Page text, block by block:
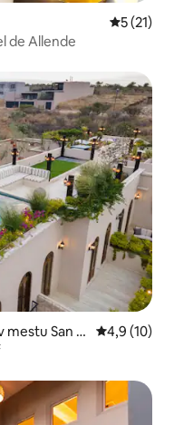
5 (21)
de Allende
San M
Povprečna
4,9 (10)
»Izbira gostov«